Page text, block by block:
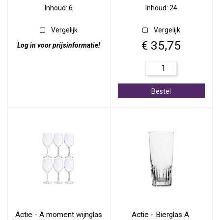
Inhoud: 6
Vergelijk
Log in voor prijsinformatie!
Inhoud: 24
Vergelijk
€ 35,75
Bestel
Actie - A moment wijnglas Actie - Bierglas A